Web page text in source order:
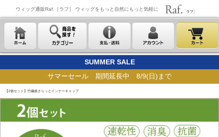
ウィッグ通販Raf.［ラフ］ ウィッグをもっと自然にもっと気軽に
SUMMER SALE
サマーセール 期間延長中 8/9(日)まで
【2個セット】竹繊維さらっとインナーキャップ